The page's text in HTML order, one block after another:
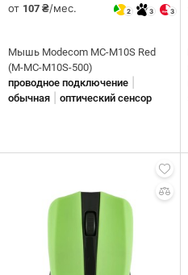
от 107 ₴/мес. 2 3 3
Мышь Modecom MC-M10S Red
(M-MC-M10S-500)
проводное подключение
обычная оптический сенсор